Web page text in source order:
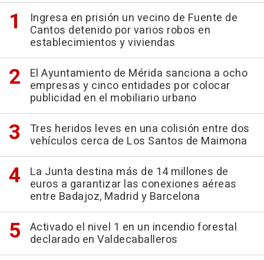
Ingresa en prisión un vecino de Fuente de
Cantos detenido por varios robos en
establecimientos y viviendas
El Ayuntamiento de Mérida sanciona a ocho
empresas y cinco entidades por colocar
publicidad en el mobiliario urbano
Tres heridos leves en una colisión entre dos
vehículos cerca de Los Santos de Maimona
La Junta destina más de 14 millones de
euros a garantizar las conexiones aéreas
entre Badajoz, Madrid y Barcelona
Activado el nivel 1 en un incendio forestal
declarado en Valdecaballeros